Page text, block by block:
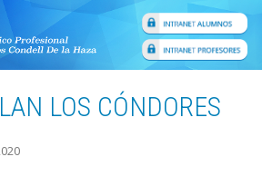
LOS CÓNDORES